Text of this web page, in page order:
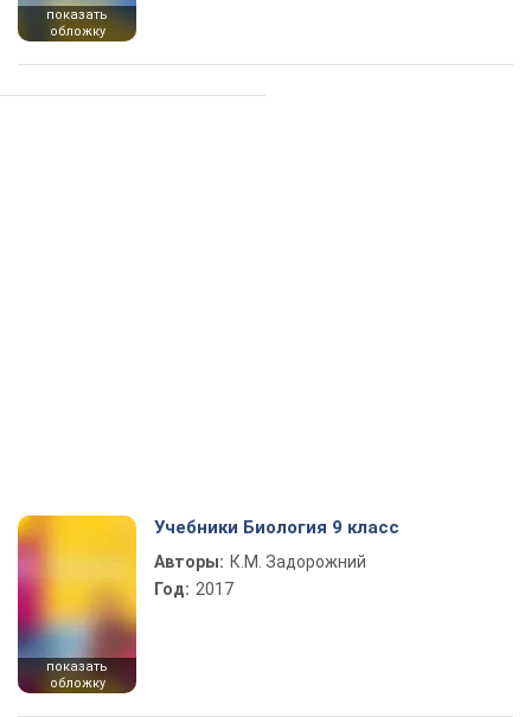
показать
обложку
показать
обложку
Учебники Биология 9 класс
Авторы: К.М. Задорожний
Год: 2017